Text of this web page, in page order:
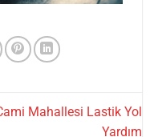
Mahallesi Lastik Yol
Yardım